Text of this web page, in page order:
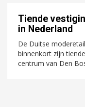
Tiende
in Nederland
De Duitse
binnenkort zijn
centrum van Den